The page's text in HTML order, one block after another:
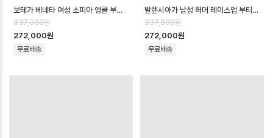
보테가 베네타 여성 소피아 앵클 부츠 - Bottega veneta Womens Sophi…
337,000원
272,000원
무료배송
발렌시아가 남성 허머 레이스업 부티 - Balenciaga Mens Hummer Lace-…
337,000원
272,000원
무료배송